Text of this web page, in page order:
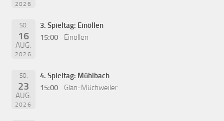
2026
SO.
16
AUG.
2026
3. Spieltag: Einöllen
15:00
Einöllen
SO.
23
AUG.
2026
4. Spieltag: Mühlbach
15:00
Glan-Müchweiler